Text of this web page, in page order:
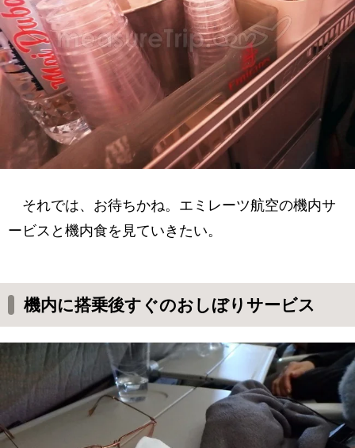
それでは、お待ちかね。エミレーツ航空の機内サ
ービスと機内食を見ていきたい。
機内に搭乗後すぐのおしぼりサービス